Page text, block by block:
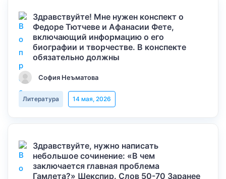
Здравствуйте! Мне нужен конспект о
Федоре Тютчеве и Афанасии Фете,
включающий информацию о его
биографии и творчестве. В конспекте
обязательно должны
София Неъматова
Литература 14 мая, 2026
Здравствуйте, нужно написать
небольшое сочинение: «В чем
заключается главная проблема
Гамлета?» Шекспир. Слов 50-70 Заранее